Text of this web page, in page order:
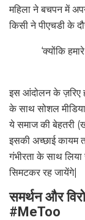
महिला ने बचपन में
किसी ने पीएचडी के
‘क्योंकि
इस आंदोलन के ज़रिए
के साथ सोशल
ये समाज की बेहतरी
इसकी अच्छाई कायम
गंभीरता के साथ
सिमटकर रह जायेंगे|
समर्थन और
#MeToo